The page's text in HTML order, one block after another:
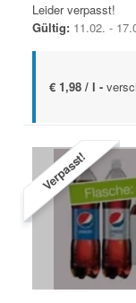
Leider verpasst!
Gültig: 11.02. -
€ 1,98 / l -
Verpasst!